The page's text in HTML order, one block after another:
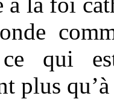
qui
plus